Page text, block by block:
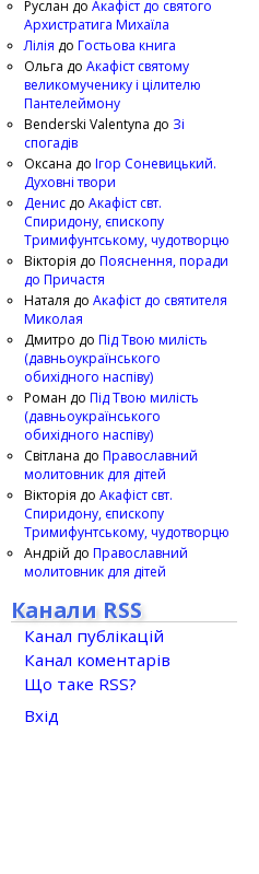
Руслан до Акафіст до святого
Архистратига Михаїла
Лілія до Гостьова книга
Ольга до Акафіст святому
великомученику і цілителю
Пантелеймону
Benderski Valentyna до Зі
спогадів
Оксана до Ігор Соневицький.
Духовні твори
Денис до Акафіст свт.
Спиридону, єпископу
Тримифунтському, чудотворцю
Вікторія до Пояснення, поради
до Причастя
Наталя до Акафіст до святителя
Миколая
Дмитро до Під Твою милість
(давньоукраїнського
обихідного наспіву)
Роман до Під Твою милість
(давньоукраїнського
обихідного наспіву)
Світлана до Православний
молитовник для дітей
Вікторія до Акафіст свт.
Спиридону, єпископу
Тримифунтському, чудотворцю
Андрій до Православний
молитовник для дітей
Канали RSS
Канал публікацій
Канал коментарів
Що таке RSS?
Вхід